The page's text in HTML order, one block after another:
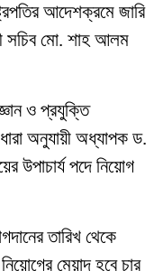
আদেশক্রমে জারি
সচিব মো. শাহ আলম
ও প্রযুক্তি
অনুযায়ী অধ্যাপক ড.
উপাচার্য পদে নিয়োগ
তারিখ থেকে
মেয়াদ হবে চার